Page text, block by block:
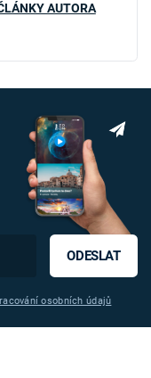
AUTORA
ODESLAT
osobních údajů